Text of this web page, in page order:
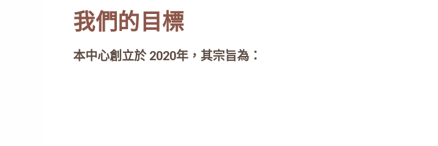
我們的目標
本中心創立於 2020年，其宗旨為：